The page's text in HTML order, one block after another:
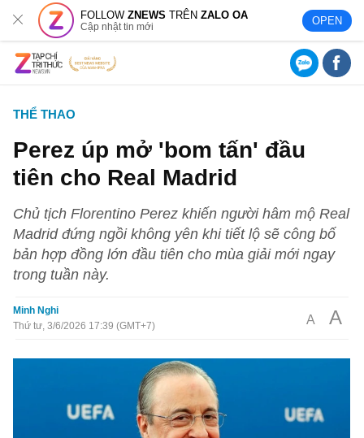
FOLLOWZNEWS TRÊNZALO OA
Cập nhật tin mới OPEN
THỂ THAO
Perez úp mở 'bom tấn' đầu
tiên cho Real Madrid
Chủ tịch Florentino Perez khiến người hâm mộ Real
Madrid đứng ngồi không yên khi tiết lộ sẽ công bố
bản hợp đồng lớn đầu tiên cho mùa giải mới ngay
trong tuần này.
Minh Nghi
Thứ tư, 3/6/2026 17:39 (GMT+7)
A A